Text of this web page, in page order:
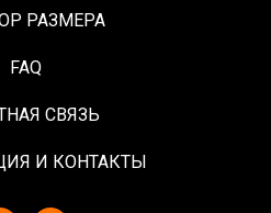
РАЗМЕРА
FAQ
СВЯЗЬ
И КОНТАКТЫ